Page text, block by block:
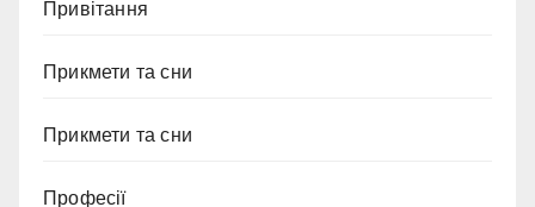
Привітання
Прикмети та сни
Прикмети та сни
Професії